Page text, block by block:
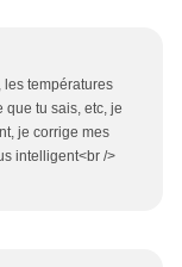
les températures
que tu sais, etc, je
je corrige mes
intelligent<br />